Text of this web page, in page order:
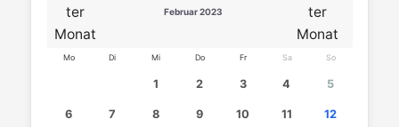
Februar 2023
Mo Di Mi Do Fr Sa So
1 2 3 4 5
6 7 8 9 10 11 12